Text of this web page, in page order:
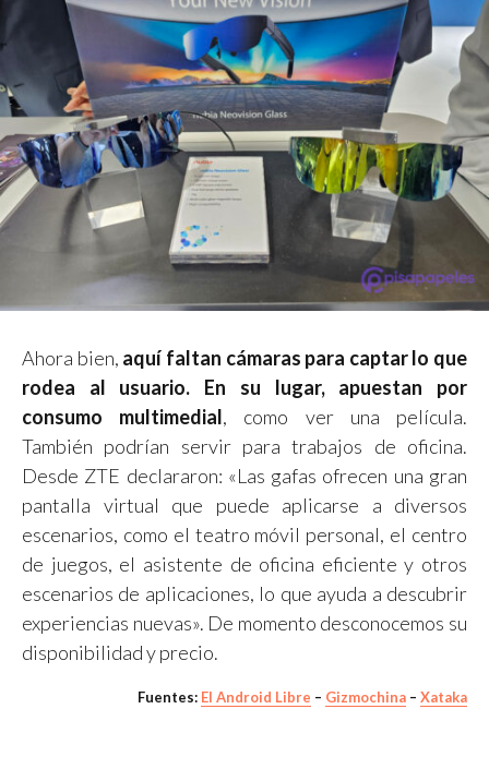
Ahora bien, aquí faltan cámaras para captar lo que
rodea al usuario. En su lugar, apuestan por
consumo multimedial, como ver una película.
También podrían servir para trabajos de oficina.
Desde ZTE declararon: «Las gafas ofrecen una gran
pantalla virtual que puede aplicarse a diversos
escenarios, como el teatro móvil personal, el centro
de juegos, el asistente de oficina eficiente y otros
escenarios de aplicaciones, lo que ayuda a descubrir
experiencias nuevas». De momento desconocemos su
disponibilidad y precio.
Fuentes: El Android Libre – Gizmochina – Xataka